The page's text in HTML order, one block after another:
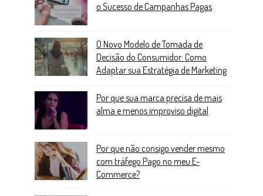
o Sucesso de Campanhas Pagas
O Novo Modelo de Tomada de
Decisão do Consumidor: Como
Adaptar sua Estratégia de Marketing
Por que sua marca precisa de mais
alma e menos improviso digital
Por que não consigo vender mesmo
com tráfego Pago no meu E-
Commerce?